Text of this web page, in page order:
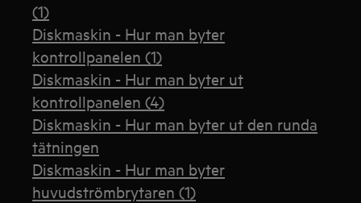
(1)
Diskmaskin - Hur man byter
kontrollpanelen (1)
Diskmaskin - Hur man byter ut
kontrollpanelen (4)
Diskmaskin - Hur man byter ut den runda
tätningen
Diskmaskin - Hur man byter
huvudströmbrytaren (1)